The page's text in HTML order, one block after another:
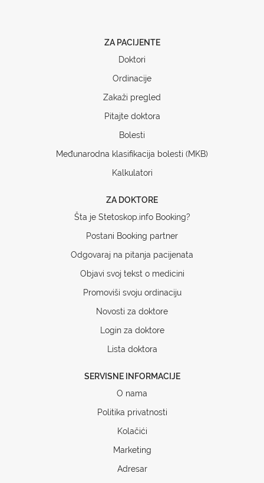
ZA PACIJENTE
Doktori
Ordinacije
Zakaži pregled
Pitajte doktora
Bolesti
Međunarodna klasifikacija bolesti (MKB)
Kalkulatori
ZA DOKTORE
Šta je Stetoskop.info Booking?
Postani Booking partner
Odgovaraj na pitanja pacijenata
Objavi svoj tekst o medicini
Promoviši svoju ordinaciju
Novosti za doktore
Login za doktore
Lista doktora
SERVISNE INFORMACIJE
O nama
Politika privatnosti
Kolačići
Marketing
Adresar